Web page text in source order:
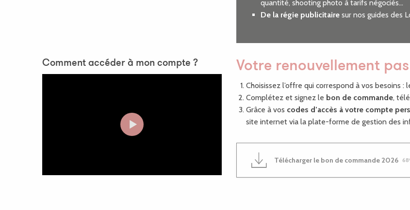
quantité, shooting photo à tarifs négociés…
De la régie publicitaire sur nos guides des
Comment accéder à mon compte ? Votre renouvellement
Choisissez l’offre qui correspond à vos besoins :
Complétez et signez le bon de commande,
Grâce à vos codes d’accès à votre compte
site internet via la plate-forme de gestion des
Télécharger le bon de commande 2026